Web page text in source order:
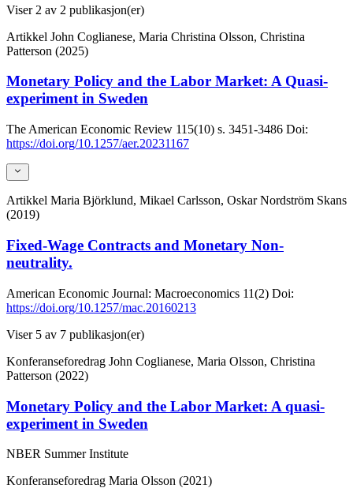
Viser 2 av 2 publikasjon(er)
Artikkel John Coglianese, Maria Christina Olsson, Christina
Patterson (2025)
Monetary Policy and the Labor Market: A Quasi-
experiment in Sweden
The American Economic Review 115(10) s. 3451-3486 Doi:
https://doi.org/10.1257/aer.20231167
Artikkel Maria Björklund, Mikael Carlsson, Oskar Nordström Skans
(2019)
Fixed-Wage Contracts and Monetary Non-
neutrality.
American Economic Journal: Macroeconomics 11(2) Doi:
https://doi.org/10.1257/mac.20160213
Viser 5 av 7 publikasjon(er)
Konferanseforedrag John Coglianese, Maria Olsson, Christina
Patterson (2022)
Monetary Policy and the Labor Market: A quasi-
experiment in Sweden
NBER Summer Institute
Konferanseforedrag Maria Olsson (2021)